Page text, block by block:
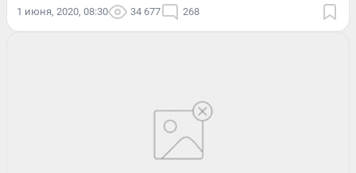
1 июня, 2020, 08:30 34 677 268